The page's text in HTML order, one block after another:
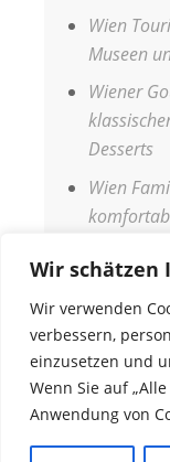
Wir schätzen
Wir verwenden
verbessern,
einzusetzen und
Wenn Sie auf
Anwendung von
Wien
Museen
Wiener
Desserts
Wien
COPYRIGHT